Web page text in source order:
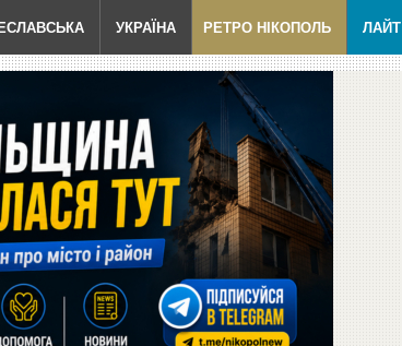
УКРАЇНА РЕТРО НІКОПОЛЬ ЛАЙТ